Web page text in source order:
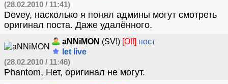
(28.02.2010 / 11:41)
Devey, насколько я понял админы могут смотреть
оригинал поста. Даже удалённого.
aNNiMON (SV!) [Off] пост
let live
(28.02.2010 / 11:46)
Phantom, Нет, оригинал не могут.